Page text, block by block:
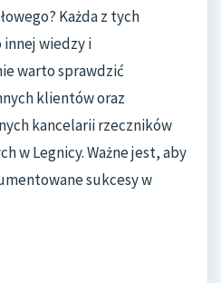
Każda z tych
wiedzy i
warto sprawdzić
klientów oraz
kancelarii rzeczników
w Legnicy. Ważne jest, aby
sukcesy w